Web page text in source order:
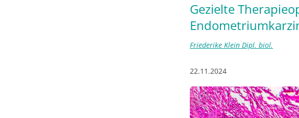
Gezielte
Friederike Klein Dipl. biol.
22.11.2024